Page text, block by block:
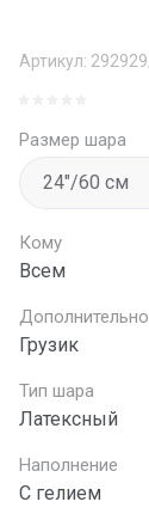
Артикул:
Размер шара
Кому
Всем
Грузик
Тип шара
Латексный
Наполнение
С гелием